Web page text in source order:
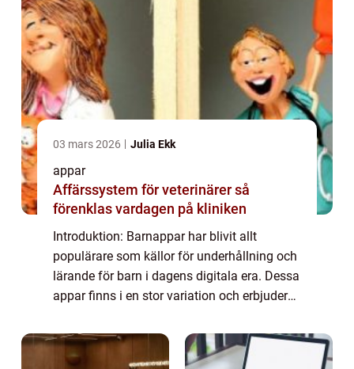
03 mars 2026 Julia Ekk
appar
Affärssystem för veterinärer så
förenklas vardagen på kliniken
Introduktion: Barnappar har blivit allt
populärare som källor för underhållning och
lärande för barn i dagens digitala era. Dessa
appar finns i en stor variation och erbjuder
barn i olika åldrar. I denna art...